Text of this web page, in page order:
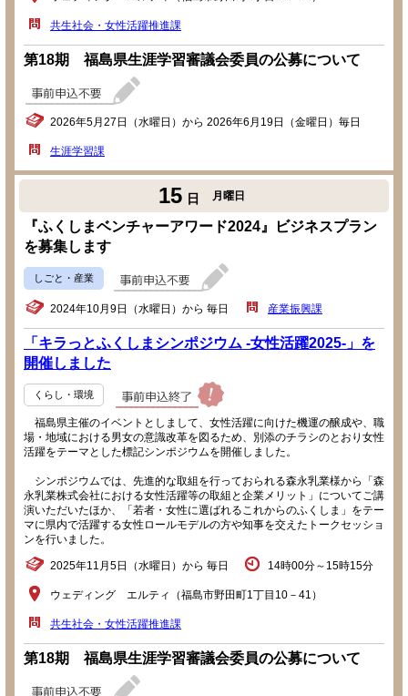
共生社会・女性活躍推進課
第18期 福島県生涯学習審議会委員の公募について
2026年5月27日（水曜日）から 2026年6月19日（金曜日）毎日
生涯学習課
15 日 月曜日
『ふくしまベンチャーアワード2024』ビジネスプラン
を募集します
しごと・産業
2024年10月9日（水曜日）から 毎日 産業振興課
「キラっとふくしまシンポジウム -女性活躍2025-」を
開催しました
くらし・環境
福島県主催のイベントとしまして、女性活躍に向けた機運の醸成や、職
場・地域における男女の意識改革を図るため、別添のチラシのとおり女性
活躍をテーマとした標記シンポジウムを開催しました。
シンポジウムでは、先進的な取組を行っておられる森永乳業様から「森
永乳業株式会社における女性活躍等の取組と企業メリット」についてご講
演いただいたほか、「若者・女性に選ばれるこれからのふくしま」をテー
マに県内で活躍する女性ロールモデルの方や知事を交えたトークセッショ
ンを行いました。
2025年11月5日（水曜日）から 毎日 14時00分～15時15分
ウェディング エルティ（福島市野田町1丁目10－41）
共生社会・女性活躍推進課
第18期 福島県生涯学習審議会委員の公募について